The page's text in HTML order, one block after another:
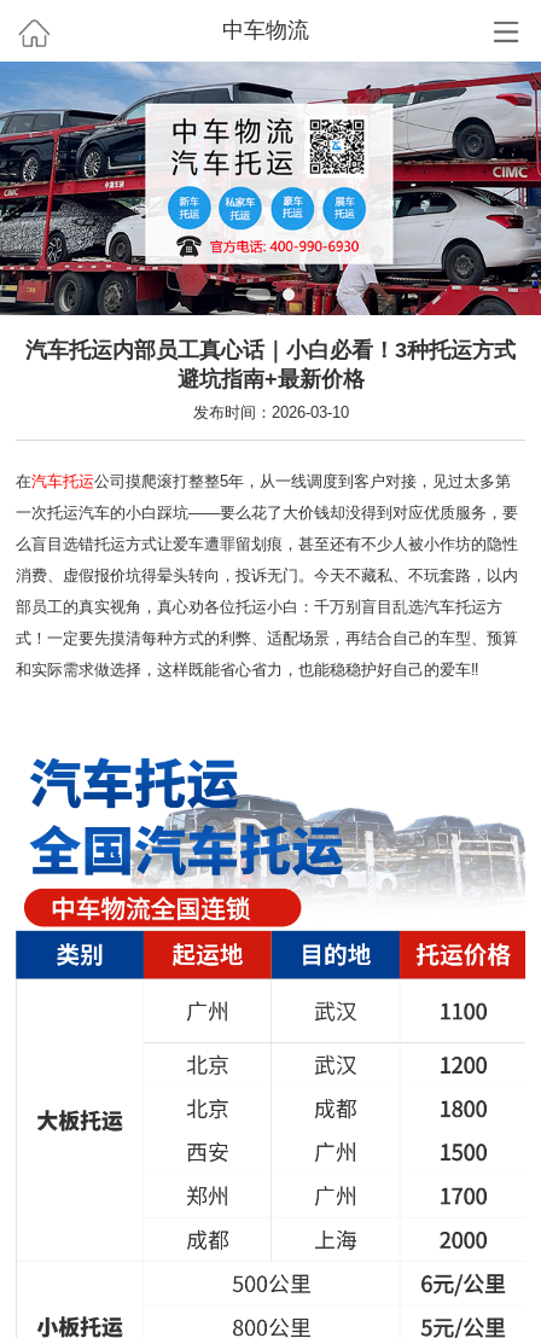
中车物流
汽车托运内部员工真心话｜小白必看！3种托运方式
避坑指南+最新价格
发布时间：2026-03-10
在汽车托运公司摸爬滚打整整5年，从一线调度到客户对接，见过太多第
一次托运汽车的小白踩坑——要么花了大价钱却没得到对应优质服务，要
么盲目选错托运方式让爱车遭罪留划痕，甚至还有不少人被小作坊的隐性
消费、虚假报价坑得晕头转向，投诉无门。今天不藏私、不玩套路，以内
部员工的真实视角，真心劝各位托运小白：千万别盲目乱选汽车托运方
式！一定要先摸清每种方式的利弊、适配场景，再结合自己的车型、预算
和实际需求做选择，这样既能省心省力，也能稳稳护好自己的爱车‼️